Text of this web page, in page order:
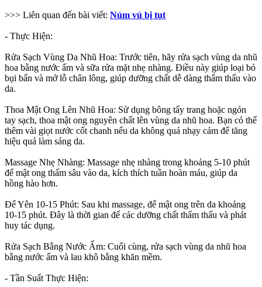
>>> Liên quan đến bài viết: Núm vú bị tụt
- Thực Hiện:
Rửa Sạch Vùng Da Nhũ Hoa: Trước tiên, hãy rửa sạch vùng da nhũ
hoa bằng nước ấm và sữa rửa mặt nhẹ nhàng. Điều này giúp loại bỏ
bụi bẩn và mở lỗ chân lông, giúp dưỡng chất dễ dàng thẩm thấu vào
da.
Thoa Mật Ong Lên Nhũ Hoa: Sử dụng bông tẩy trang hoặc ngón
tay sạch, thoa mật ong nguyên chất lên vùng da nhũ hoa. Bạn có thể
thêm vài giọt nước cốt chanh nếu da không quá nhạy cảm để tăng
hiệu quả làm sáng da.
Massage Nhẹ Nhàng: Massage nhẹ nhàng trong khoảng 5-10 phút
để mật ong thấm sâu vào da, kích thích tuần hoàn máu, giúp da
hồng hào hơn.
Để Yên 10-15 Phút: Sau khi massage, để mật ong trên da khoảng
10-15 phút. Đây là thời gian để các dưỡng chất thẩm thấu và phát
huy tác dụng.
Rửa Sạch Bằng Nước Ấm: Cuối cùng, rửa sạch vùng da nhũ hoa
bằng nước ấm và lau khô bằng khăn mềm.
- Tần Suất Thực Hiện: